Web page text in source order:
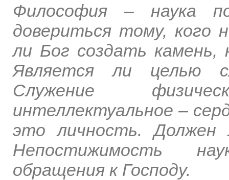
Философия – наука
довериться тому,
ли Бог создать
Является ли целью
Служение
интеллектуальное –
это личность. Должен
Непостижимость
обращения к Господу.